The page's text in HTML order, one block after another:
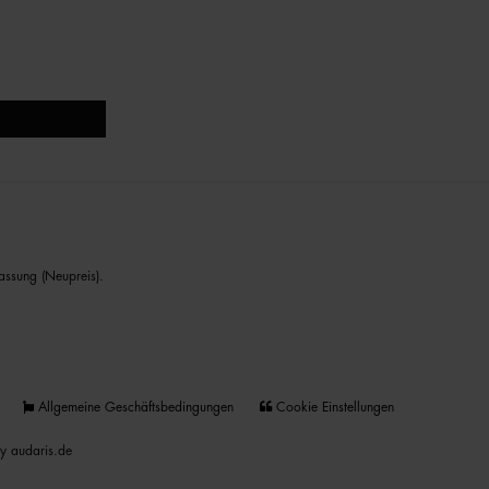
(Neupreis).
Allgemeine Geschäftsbedingungen Cookie Einstellungen
audaris.de